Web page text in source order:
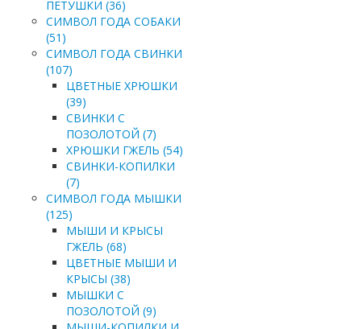
ПЕТУШКИ (36)
СИМВОЛ ГОДА СОБАКИ
(51)
СИМВОЛ ГОДА СВИНКИ
(107)
ЦВЕТНЫЕ ХРЮШКИ
(39)
СВИНКИ С
ПОЗОЛОТОЙ (7)
ХРЮШКИ ГЖЕЛЬ (54)
СВИНКИ-КОПИЛКИ
(7)
СИМВОЛ ГОДА МЫШКИ
(125)
МЫШИ И КРЫСЫ
ГЖЕЛЬ (68)
ЦВЕТНЫЕ МЫШИ И
КРЫСЫ (38)
МЫШКИ С
ПОЗОЛОТОЙ (9)